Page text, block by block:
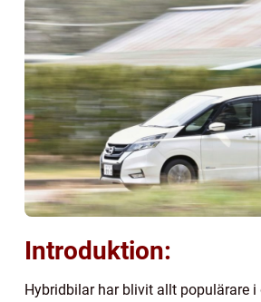
Introduktion:
Hybridbilar har blivit allt populärare